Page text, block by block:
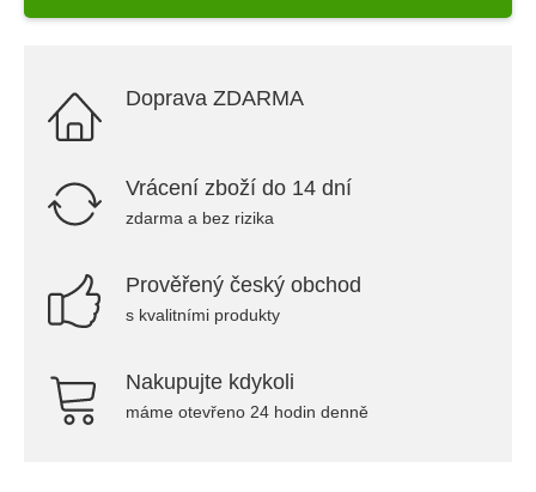
Doprava ZDARMA
Vrácení zboží do 14 dní
zdarma a bez rizika
Prověřený český obchod
s kvalitními produkty
Nakupujte kdykoli
máme otevřeno 24 hodin denně